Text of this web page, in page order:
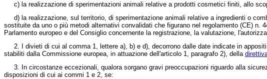
c) la realizzazione di sperimentazioni animali relative a prodotti cosmetici finiti, allo
d) la realizzazione, sul territorio, di sperimentazione animali relative a ingredienti o
sostituite da uno o più metodi alternativi convalidati che figurano nel regolamento (CE) n.
Parlamento europeo e del Consiglio concernente la registrazione, la valutazione,
2. I divieti di cui al comma 1, lettere a), b) e d), decorrono dalle date indicate in
stabiliti dalla Commissione europea, in attuazione dell'articolo 1, paragrafo 2), della
3. In circostanze eccezionali, qualora sorgano gravi preoccupazioni riguardo alla
disposizioni di cui ai commi 1 e 2, se: